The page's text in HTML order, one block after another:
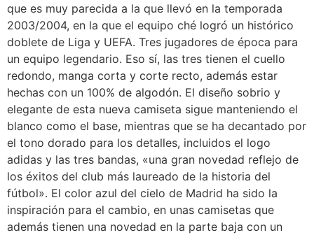
que es muy parecida a la que llevó en la temporada
2003/2004, en la que el equipo ché logró un histórico
doblete de Liga y UEFA. Tres jugadores de época para
un equipo legendario. Eso sí, las tres tienen el cuello
redondo, manga corta y corte recto, además estar
hechas con un 100% de algodón. El diseño sobrio y
elegante de esta nueva camiseta sigue manteniendo el
blanco como el base, mientras que se ha decantado por
el tono dorado para los detalles, incluidos el logo
adidas y las tres bandas, «una gran novedad reflejo de
los éxitos del club más laureado de la historia del
fútbol». El color azul del cielo de Madrid ha sido la
inspiración para el cambio, en unas camisetas que
además tienen una novedad en la parte baja con un